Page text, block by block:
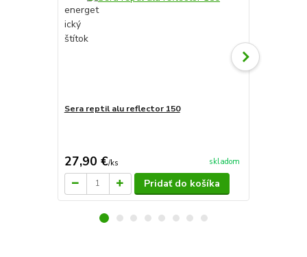
Sera reptil alu reflector 150
27,90 €/ks skladom
Pridať do košíka